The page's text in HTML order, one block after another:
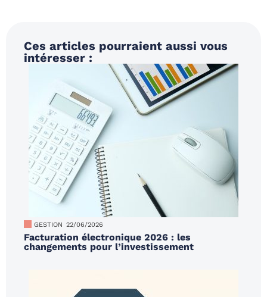
Ces articles pourraient aussi vous
intéresser :
GESTION 22/06/2026
Facturation électronique 2026 : les
changements pour l’investissement